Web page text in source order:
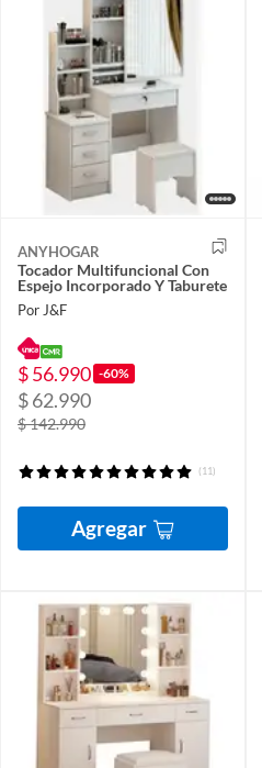
ANYHOGAR
Tocador Multifuncional Con
Espejo Incorporado Y Taburete
Por J&F
$ 56.990 -60%
$ 62.990
$ 142.990
(11)
Agregar